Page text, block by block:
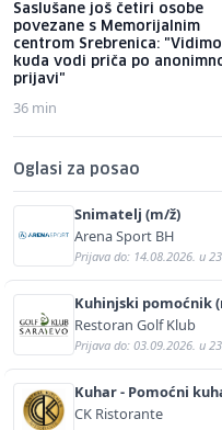
Saslušane još četiri osobe
povezane s Memorijalnim
centrom Srebrenica: "Vidimo
kuda vodi priča po
prijavi"
36 min
Oglasi za posao
Snimatelj (m/ž)
Arena Sport BH
Prijava do: 14.08.2026. u
Kuhinjski pomoćnik
Restoran Golf Klub
Prijava do: 03.09.2026. u
Kuhar - Pomoćni
CK Ristorante